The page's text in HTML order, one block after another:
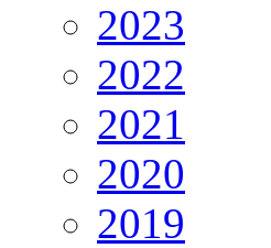
2023
2022
2021
2020
2019